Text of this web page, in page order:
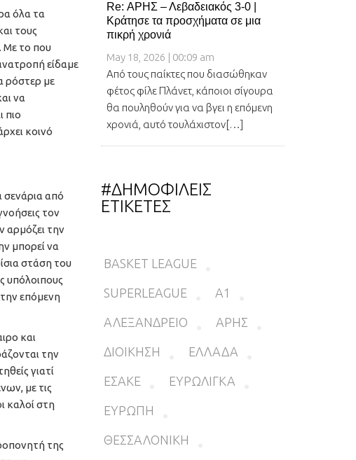
όλα τα
τους
Με το που
είδαμε
ρόστερ με
να
πιο
κοινό
από
τον
αρμόζει την
μπορεί να
στάση του
υπόλοιπους
επόμενη
και
την
γιατί
με τις
καλοί στη
της
Re: ΑΡΗΣ – Λεβαδειακός 3-0 |
Κράτησε τα προσχήματα σε μια
πικρή χρονιά
May 18, 2026 | 00:09 am
Από τους παίκτες που διασώθηκαν
φέτος φίλε Πλάνετ, κάποιοι σίγουρα
θα πουληθούν για να βγει η επόμενη
χρονιά, αυτό τουλάχιστον[…]
#ΔΗΜΟΦΙΛΕΙΣ
ΕΤΙΚΕΤΕΣ
BASKET LEAGUE
SUPERLEAGUE Α1
ΑΛΕΞΑΝΔΡΕΙΟ ΑΡΗΣ
ΔΙΟΙΚΗΣΗ ΕΛΛΑΔΑ
ΕΣΑΚΕ ΕΥΡΩΛΙΓΚΑ
ΕΥΡΩΠΗ
ΘΕΣΣΑΛΟΝΙΚΗ